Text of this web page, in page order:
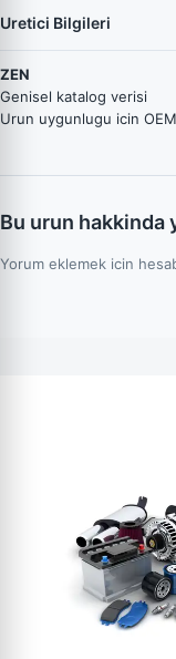
Uretici Bilgileri
ZEN
Genisel katalog verisi
Urun uygunlugu icin
Bu urun hakkinda
Yorum eklemek icin